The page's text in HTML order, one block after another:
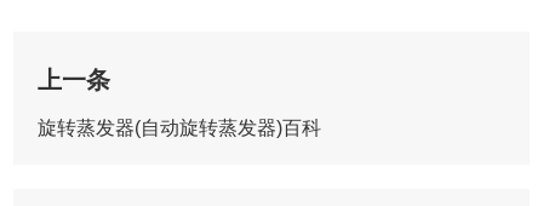
上一条
旋转蒸发器(自动旋转蒸发器)百科